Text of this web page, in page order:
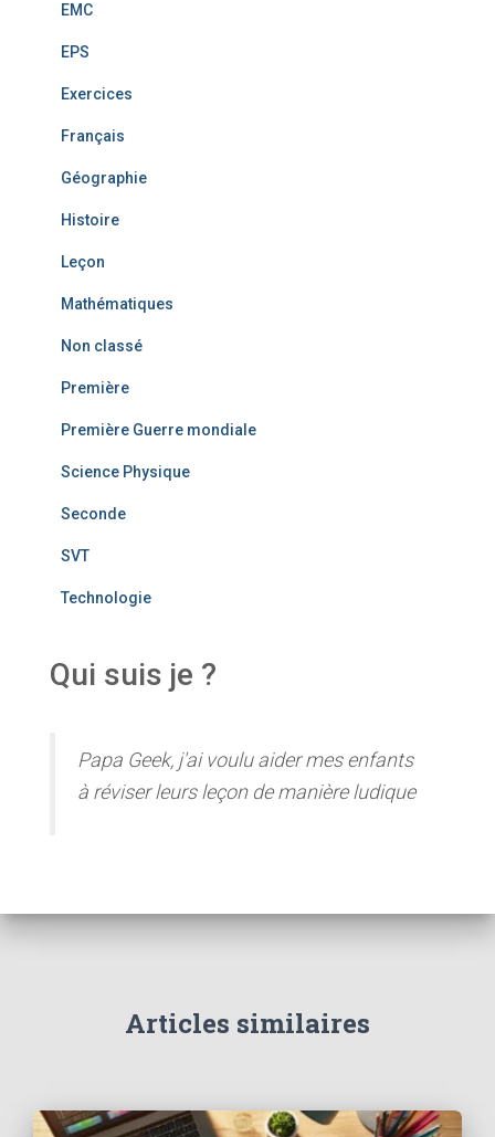
EMC
EPS
Exercices
Français
Géographie
Histoire
Leçon
Mathématiques
Non classé
Première
Première Guerre mondiale
Science Physique
Seconde
SVT
Technologie
Qui suis je ?
Papa Geek, j'ai voulu aider mes enfants
à réviser leurs leçon de manière ludique
Articles similaires